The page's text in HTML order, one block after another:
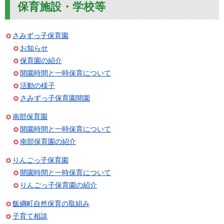
保育施設・学校等
さみずっ子保育園
お知らせ
保育園の紹介
開園時間と一時保育について
活動の様子
さみずっ子保育園開園
南部保育園
開園時間と一時保育について
南部保育園の紹介
りんごっ子保育園
開園時間と一時保育について
りんごっ子保育園の紹介
飯綱町自然保育の取組み
子育て相談